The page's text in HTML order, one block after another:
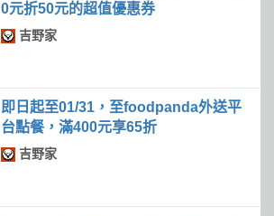
0元折50元的超值優惠券
吉野家
即日起至01/31，至foodpanda外送平
台點餐，滿400元享65折
吉野家